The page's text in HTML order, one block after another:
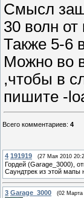
Смысл
30 волн
Также 5-6
Можно во
,чтобы в
пишите -
Всего комментариев: 4
4 191919 (27 Мая 2010
Гордей (Garage_3000),
Саундтрек из этой мапы
3 Garage_3000 (02 Марта